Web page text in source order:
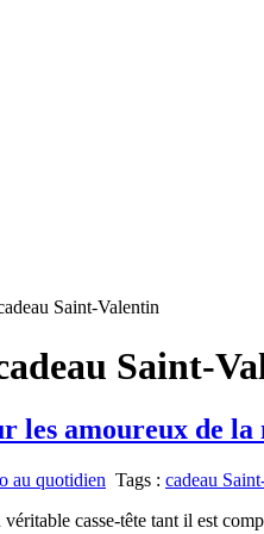
Saint-Valentin
Saint-
les amoureux de la
au quotidien Tags : cadeau
casse-tête tant il est